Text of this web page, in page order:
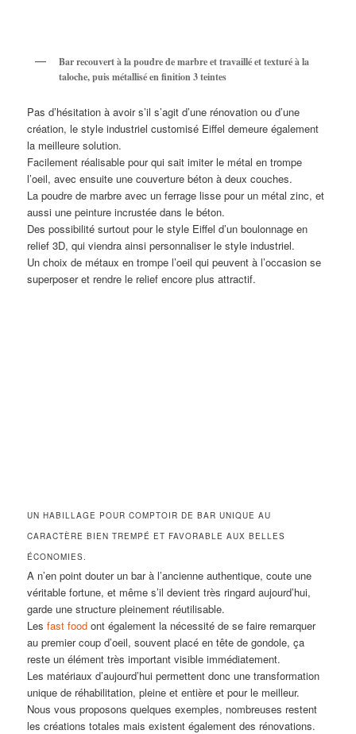
Bar recouvert à la poudre de marbre et travaillé et texturé à la
taloche, puis métallisé en finition 3 teintes
Pas d’hésitation à avoir s’il s’agit d’une rénovation ou d’une
création, le style industriel customisé Eiffel demeure également
la meilleure solution.
Facilement réalisable pour qui sait imiter le métal en trompe
l’oeil, avec ensuite une couverture béton à deux couches.
La poudre de marbre avec un ferrage lisse pour un métal zinc, et
aussi une peinture incrustée dans le béton.
Des possibilité surtout pour le style Eiffel d’un boulonnage en
relief 3D, qui viendra ainsi personnaliser le style industriel.
Un choix de métaux en trompe l’oeil qui peuvent à l’occasion se
superposer et rendre le relief encore plus attractif.
UN HABILLAGE POUR COMPTOIR DE BAR UNIQUE AU
CARACTÈRE BIEN TREMPÉ ET FAVORABLE AUX BELLES
ÉCONOMIES.
A n’en point douter un bar à l’ancienne authentique, coute une
véritable fortune, et même s’il devient très ringard aujourd’hui,
garde une structure pleinement réutilisable.
Les fast food ont également la nécessité de se faire remarquer
au premier coup d’oeil, souvent placé en tête de gondole, ça
reste un élément très important visible immédiatement.
Les matériaux d’aujourd’hui permettent donc une transformation
unique de réhabilitation, pleine et entière et pour le meilleur.
Nous vous proposons quelques exemples, nombreuses restent
les créations totales mais existent également des rénovations.